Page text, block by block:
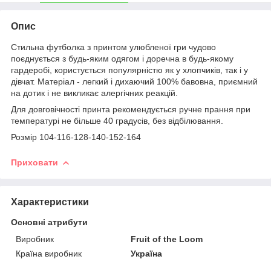
Опис
Стильна футболка з принтом улюбленої гри чудово
поєднується з будь-яким одягом і доречна в будь-якому
гардеробі, користується популярністю як у хлопчиків, так і у
дівчат. Матеріал - легкий і дихаючий 100% бавовна, приємний
на дотик і не викликає алергічних реакцій.
Для довговічності принта рекомендується ручне прання при
температурі не більше 40 градусів, без відбілювання.
Розмір 104-116-128-140-152-164
Приховати
Характеристики
Основні атрибути
Виробник
Fruit of the Loom
Країна виробник
Україна